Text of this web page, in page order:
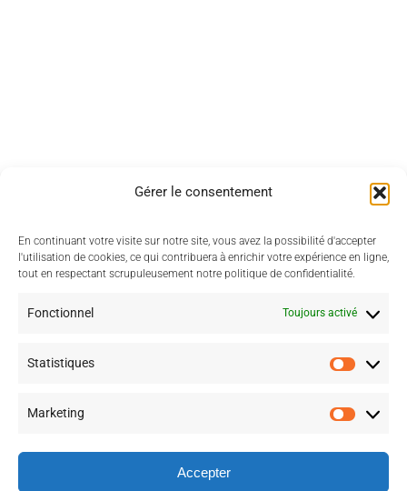
Gérer le consentement
En continuant votre visite sur notre site, vous avez la possibilité d'accepter
l'utilisation de cookies, ce qui contribuera à enrichir votre expérience en ligne,
tout en respectant scrupuleusement notre politique de confidentialité.
Fonctionnel Toujours activé
Statistiques
Marketing
Accepter
Se connecter